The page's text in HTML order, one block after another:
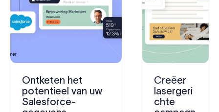
Ontketen het
potentieel van uw
Salesforce-
Creëer
lasergeri
chte